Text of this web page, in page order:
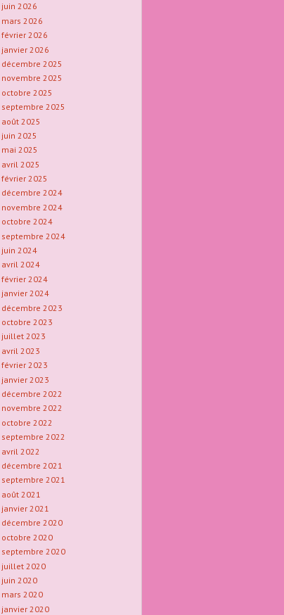
juin 2026
mars 2026
février 2026
janvier 2026
décembre 2025
novembre 2025
octobre 2025
septembre 2025
août 2025
juin 2025
mai 2025
avril 2025
février 2025
décembre 2024
novembre 2024
octobre 2024
septembre 2024
juin 2024
avril 2024
février 2024
janvier 2024
décembre 2023
octobre 2023
juillet 2023
avril 2023
février 2023
janvier 2023
décembre 2022
novembre 2022
octobre 2022
septembre 2022
avril 2022
décembre 2021
septembre 2021
août 2021
janvier 2021
décembre 2020
octobre 2020
septembre 2020
juillet 2020
juin 2020
mars 2020
janvier 2020